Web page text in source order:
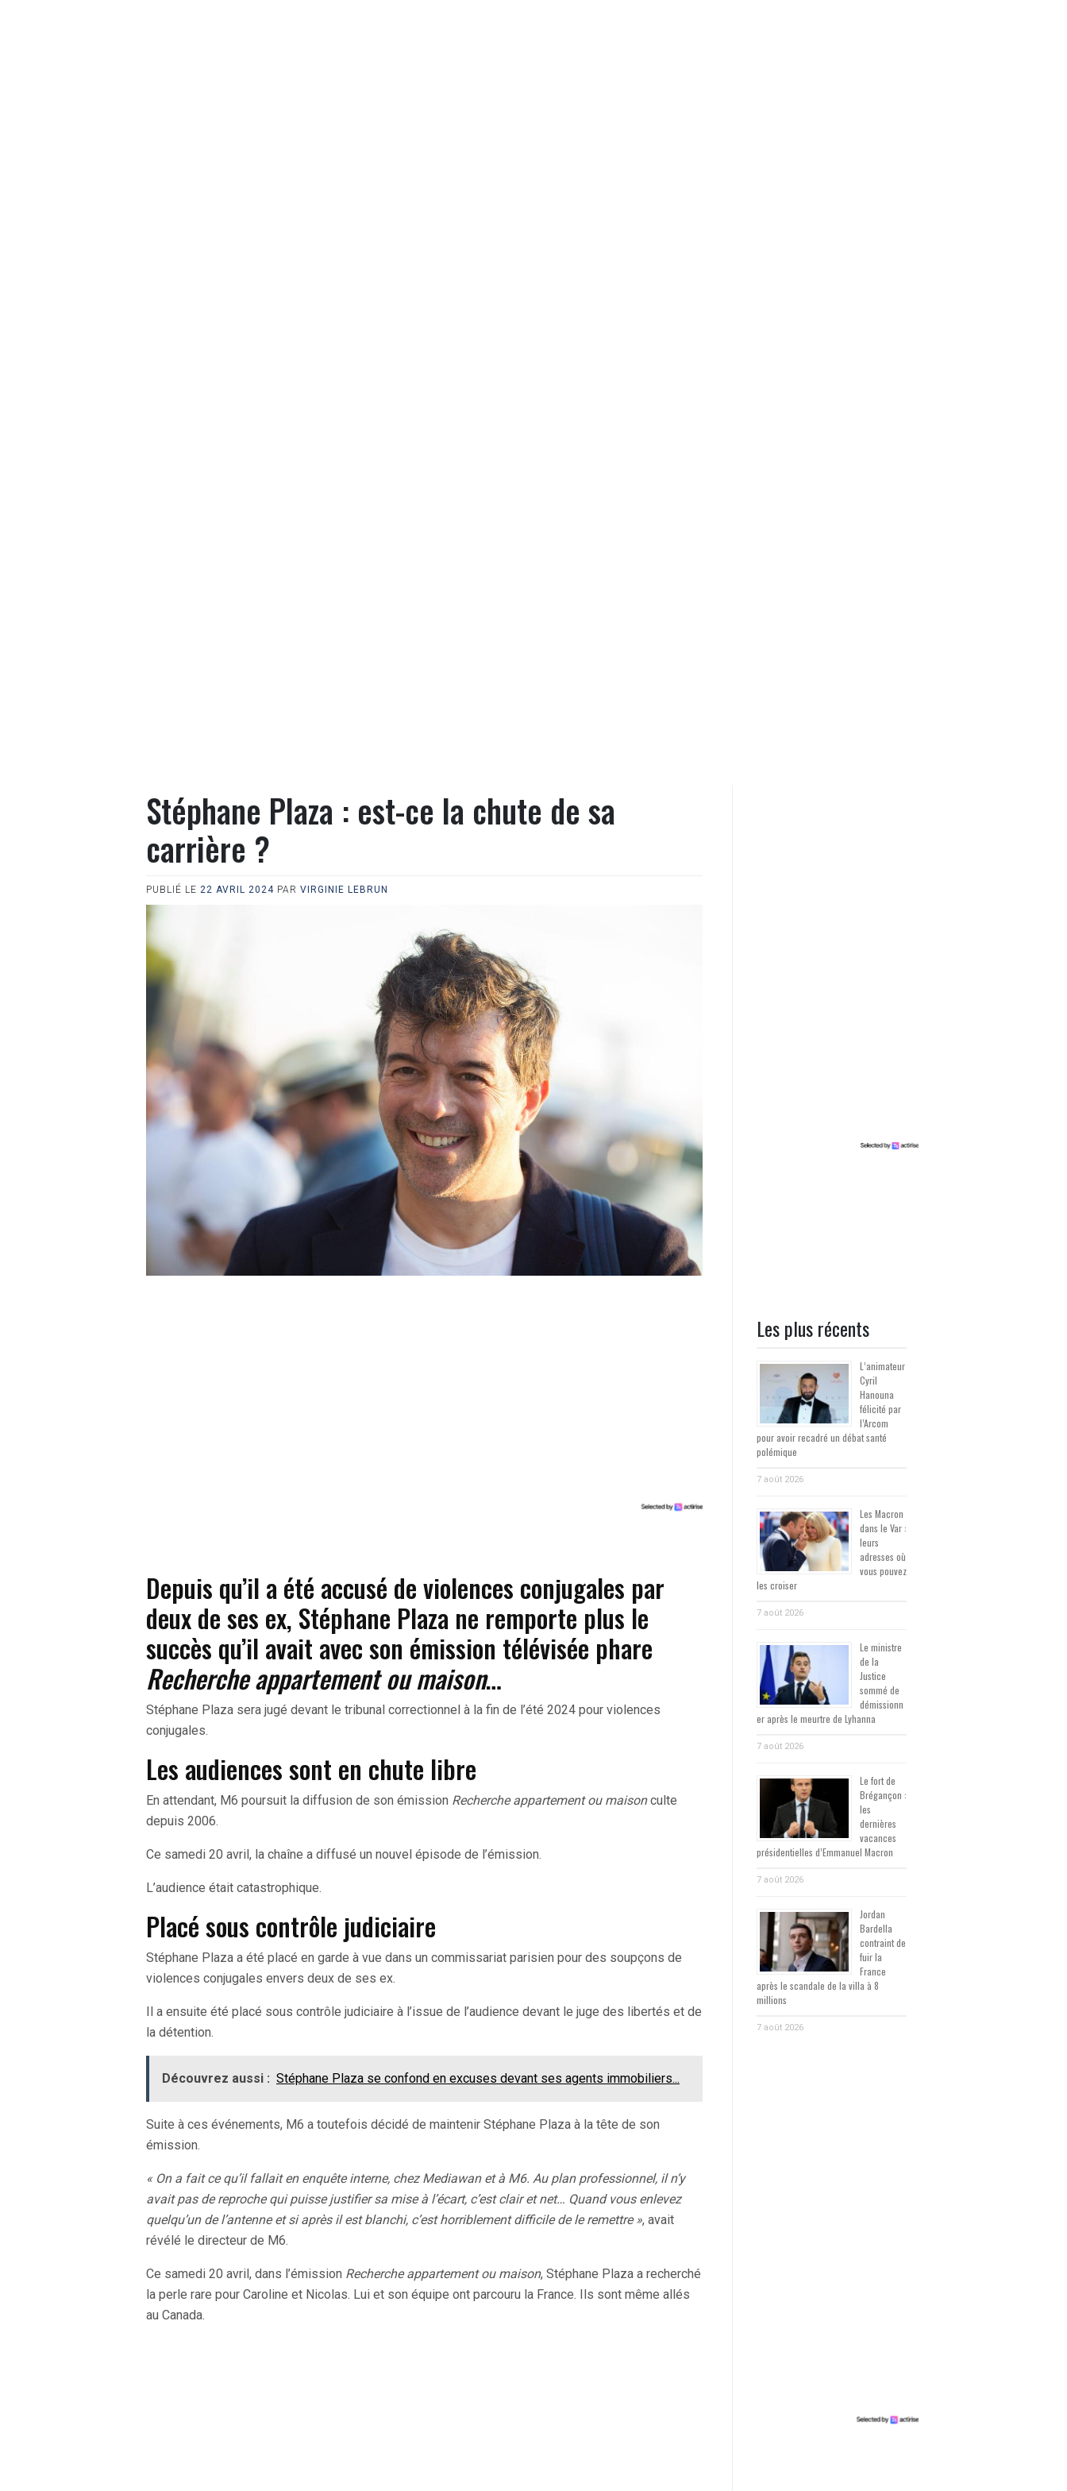
Stéphane Plaza : est-ce la chute de sa
carrière ?
PUBLIÉ LE 22 AVRIL 2024 PAR VIRGINIE LEBRUN
Depuis qu’il a été accusé de violences conjugales par
deux de ses ex, Stéphane Plaza ne remporte plus le
succès qu’il avait avec son émission télévisée phare
Recherche appartement ou maison…
Stéphane Plaza sera jugé devant le tribunal correctionnel à la fin de l’été 2024 pour violences
conjugales.
Les audiences sont en chute libre
En attendant, M6 poursuit la diffusion de son émission Recherche appartement ou maisonculte
depuis 2006.
Ce samedi 20 avril, la chaîne a diffusé un nouvel épisode de l’émission.
L’audience était catastrophique.
Placé sous contrôle judiciaire
Stéphane Plaza a été placé en garde à vue dans un commissariat parisien pour des soupçons de
violences conjugales envers deux de ses ex.
Il a ensuite été placé sous contrôle judiciaire à l’issue de l’audience devant le juge des libertés et de
la détention.
Découvrez aussi : Stéphane Plaza se confond en excuses devant ses agents immobiliers...
Suite à ces événements, M6 a toutefois décidé de maintenir Stéphane Plaza à la tête de son
émission.
« On a fait ce qu’il fallait en enquête interne, chez Mediawan et à M6. Au plan professionnel, il n’y
avait pas de reproche qui puisse justifier sa mise à l’écart, c’est clair et net… Quand vous enlevez
quelqu’un de l’antenne et si après il est blanchi, c’est horriblement difficile de le remettre », avait
révélé le directeur de M6.
Ce samedi 20 avril, dans l’émission Recherche appartement ou maison, Stéphane Plaza a recherché
la perle rare pour Caroline et Nicolas. Lui et son équipe ont parcouru la France. Ils sont même allés
au Canada.
Les plus récents
L’animateur
Cyril
Hanouna
félicité par
l’Arcom
pour avoir recadré un débat santé
polémique
7 août 2026
Les Macron
dans le Var :
leurs
adresses où
vous pouvez
les croiser
7 août 2026
Le ministre
de la
Justice
sommé de
démissionn
er après le meurtre de Lyhanna
7 août 2026
Le fort de
Brégançon :
les
dernières
vacances
présidentielles d’Emmanuel Macron
7 août 2026
Jordan
Bardella
contraint de
fuir la
France
après le scandale de la villa à 8
millions
7 août 2026